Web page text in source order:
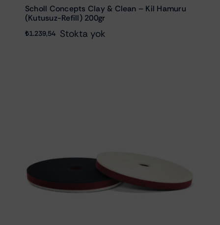
Scholl Concepts Clay & Clean – Kil Hamuru
(Kutusuz-Refill) 200gr
₺1.239,54 Stokta yok